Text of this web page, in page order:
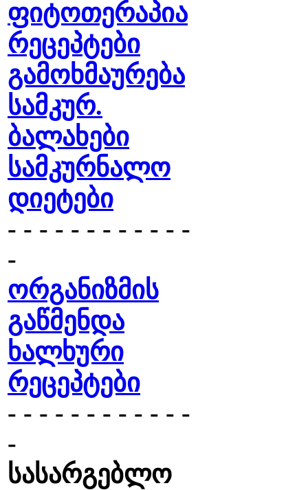
ფიტოთერაპია
რეცეპტები
გამოხმაურება
სამკურ.
ბალახები
სამკურნალო
დიეტები
- - - - - - - - - - - -
-
ორგანიზმის
გაწმენდა
ხალხური
რეცეპტები
- - - - - - - - - - - -
-
სასარგებლო